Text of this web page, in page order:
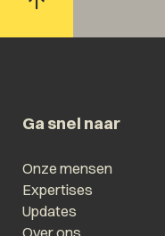
Ga snel naar
Onze mensen
Expertises
Updates